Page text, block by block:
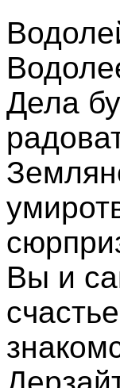
Дела
Вы и